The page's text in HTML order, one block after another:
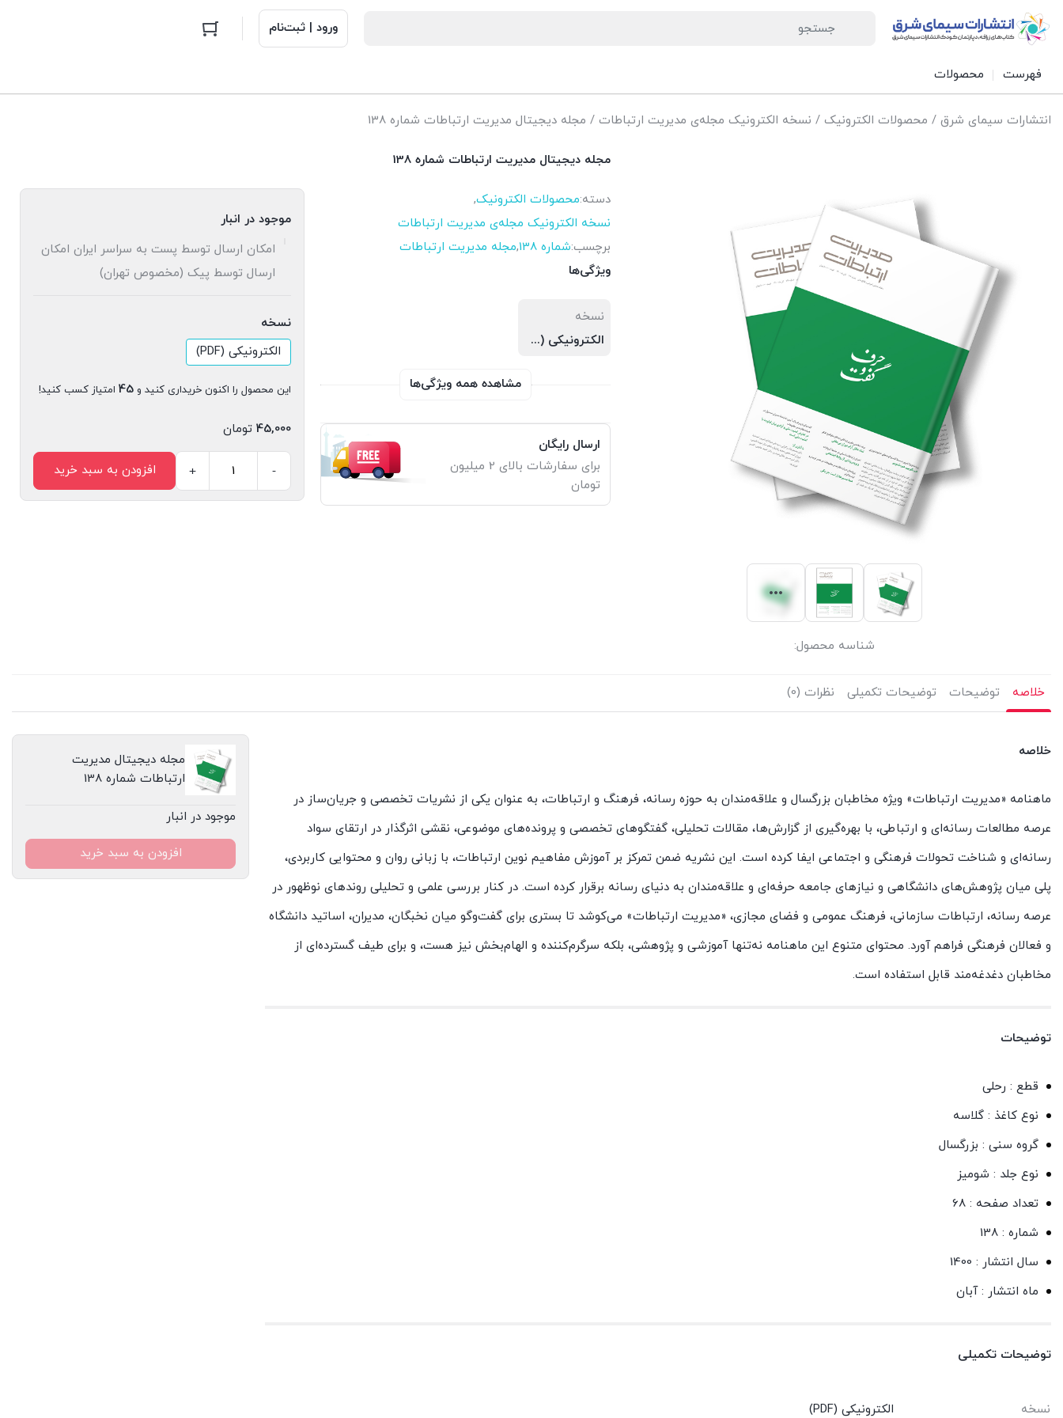
ورود | ثبت‌نام
فهرست محصولات
انتشارات سیمای شرق / محصولات الکترونیک / نسخه الکترونیک مجله‌ی مدیریت ارتباطات / مجله دیجیتال مدیریت ارتباطات شماره 138
شناسه محصول:
مجله دیجیتال مدیریت ارتباطات شماره 138
دسته:محصولات الکترونیک,
نسخه الکترونیک مجله‌ی مدیریت ارتباطات
برچسب:شماره 138 ,مجله مدیریت ارتباطات
ویژگی‌ها
نسخه
الکترونیکی (PDF)
مشاهده همه ویژگی‌ها
ارسال رایگان
برای سفارشات بالای 2 میلیون
تومان
موجود در انبار
امکان ارسال توسط پست به سراسر ایران امکان
ارسال توسط پیک (مخصوص تهران)
نسخه
الکترونیکی (PDF)
این محصول را اکنون خریداری کنید و 45 امتیاز کسب کنید!
45,000 تومان
دیجیتال
-
+ افزودن به سبد خرید
خلاصه توضیحات توضیحات تکمیلی نظرات (0)
خلاصه
ماهنامه «مدیریت ارتباطات» ویژه مخاطبان بزرگسال و علاقه‌مندان به حوزه رسانه، فرهنگ و ارتباطات، به عنوان یکی از نشریات تخصصی و جریان‌ساز در
عرصه مطالعات رسانه‌ای و ارتباطی، با بهره‌گیری از گزارش‌ها، مقالات تحلیلی، گفتگوهای تخصصی و پرونده‌های موضوعی، نقشی اثرگذار در ارتقای سواد
رسانه‌ای و شناخت تحولات فرهنگی و اجتماعی ایفا کرده است. این نشریه ضمن تمرکز بر آموزش مفاهیم نوین ارتباطات، با زبانی روان و محتوایی کاربردی،
پلی میان پژوهش‌های دانشگاهی و نیازهای جامعه حرفه‌ای و علاقه‌مندان به دنیای رسانه برقرار کرده است. در کنار بررسی علمی و تحلیلی روندهای نوظهور در
عرصه رسانه، ارتباطات سازمانی، فرهنگ عمومی و فضای مجازی، «مدیریت ارتباطات» می‌کوشد تا بستری برای گفت‌وگو میان نخبگان، مدیران، اساتید دانشگاه
و فعالان فرهنگی فراهم آورد. محتوای متنوع این ماهنامه نه‌تنها آموزشی و پژوهشی، بلکه سرگرم‌کننده و الهام‌بخش نیز هست، و برای طیف گسترده‌ای از
مخاطبان دغدغه‌مند قابل استفاده است.
توضیحات
قطع : رحلی
نوع کاغذ : گلاسه
گروه سنی : بزرگسال
نوع جلد : شومیز
تعداد صفحه : 68
شماره : 138
سال انتشار : 1400
ماه انتشار : آبان
توضیحات تکمیلی
نسخه الکترونیکی (PDF)
مجله دیجیتال مدیریت
ارتباطات شماره 138
موجود در انبار
افزودن به سبد خرید